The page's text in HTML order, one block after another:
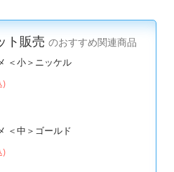
ト販売 のおすすめ関連商品
＜小＞ニッケル
)
＜中＞ゴールド
)